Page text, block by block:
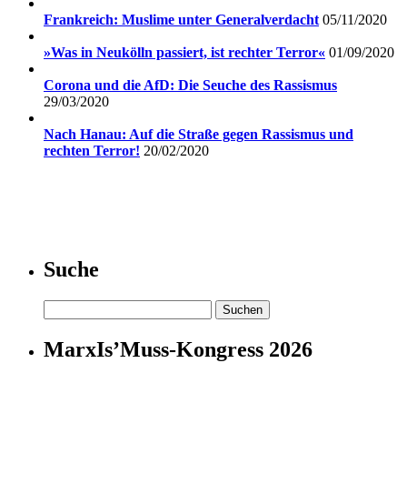
Frankreich: Muslime unter Generalverdacht 05/11/2020
»Was in Neukölln passiert, ist rechter Terror« 01/09/2020
Corona und die AfD: Die Seuche des Rassismus
29/03/2020
Nach Hanau: Auf die Straße gegen Rassismus und
rechten Terror! 20/02/2020
Suche
nach:
MarxIs’Muss-Kongress 2026